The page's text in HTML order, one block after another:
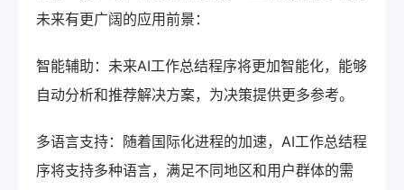
未来有更广阔的应用前景：
智能辅助：未来AI工作总结程序将更加智能化，能够
自动分析和推荐解决方案，为决策提供更多参考。
多语言支持：随着国际化进程的加速，AI工作总结程
序将支持多种语言，满足不同地区和用户群体的需